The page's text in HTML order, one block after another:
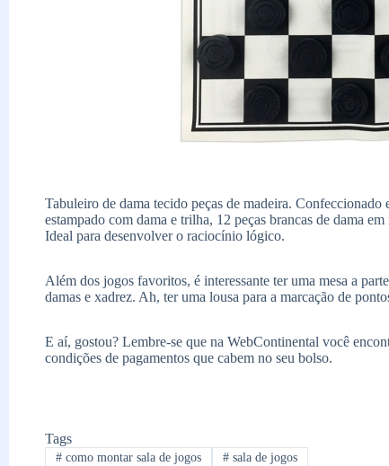
Tabuleiro de dama tecido peças de madeira.
estampado com dama e trilha, 12 peças brancas de dama
Ideal para desenvolver o raciocínio lógico.
Além dos jogos favoritos, é interessante ter uma mesa a
damas e xadrez. Ah, ter uma lousa para a marcação de
E aí, gostou? Lembre-se que na WebContinental você
condições de pagamentos que cabem no seu bolso.
Tags
#como montar sala de jogos #sala de jogos